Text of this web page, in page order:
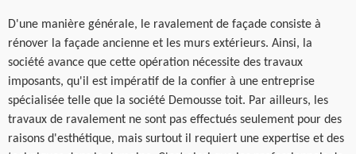
D'une manière générale, le ravalement de façade consiste à
rénover la façade ancienne et les murs extérieurs. Ainsi, la
société avance que cette opération nécessite des travaux
imposants, qu'il est impératif de la confier à une entreprise
spécialisée telle que la société Demousse toit. Par ailleurs, les
travaux de ravalement ne sont pas effectués seulement pour des
raisons d'esthétique, mais surtout il requiert une expertise et des